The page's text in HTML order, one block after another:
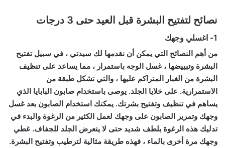
نصائح لتفتيح البشرة قبل العيد حتى 3 درجات
1- اغسلي وجهك
من أهم النصائح التي يمكن أن نقدمها لك سيدتي ، في سبيل تفتيح
البشرة وتبييضها ، غسل الوجه باستمرار ، مما يساعد على تنظيف
البشرة من الغبار المتراكم عليها ، والتي تشكل طبقة من
الاستمرارية. على خلايا الجلد. يوصى باستخدام صابون البابايا الذي
يساهم في تنظيف وتفتيح بشرتك. يمكنك استخدام الصابون بعد غسل
وجهك وتمرير الصابون على وجهك لعمل الكثير من الرغوة والبدء في
تدليك هذه الرغوة بلطف شديد حتى لا يتعرض الجلد للجفاف. غطي
وجهك مرة أخرى بالماء ، فهذه طريقة مثالية لترطيب وتفتيح البشرة.